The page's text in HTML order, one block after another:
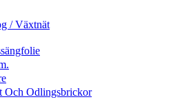
/ Växtnät
Och Odlingsbrickor